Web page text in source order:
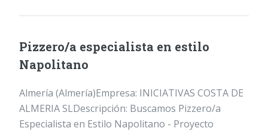
Pizzero/a especialista en estilo
Napolitano
Almería (Almería)Empresa: INICIATIVAS COSTA DE
ALMERIA SLDescripción: Buscamos Pizzero/a
Especialista en Estilo Napolitano - Proyecto